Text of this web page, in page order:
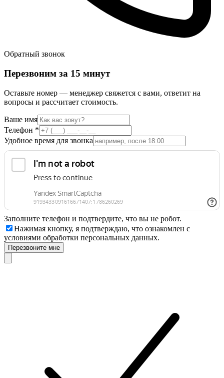
Обратный звонок
Перезвоним за 15 минут
Оставьте номер — менеджер свяжется с вами, ответит на
вопросы и рассчитает стоимость.
Ваше имя
Телефон *
Удобное время для звонка
Заполните телефон и подтвердите, что вы не робот.
Нажимая кнопку, я подтверждаю, что ознакомлен с
условиями обработки персональных данных.
Перезвоните мне